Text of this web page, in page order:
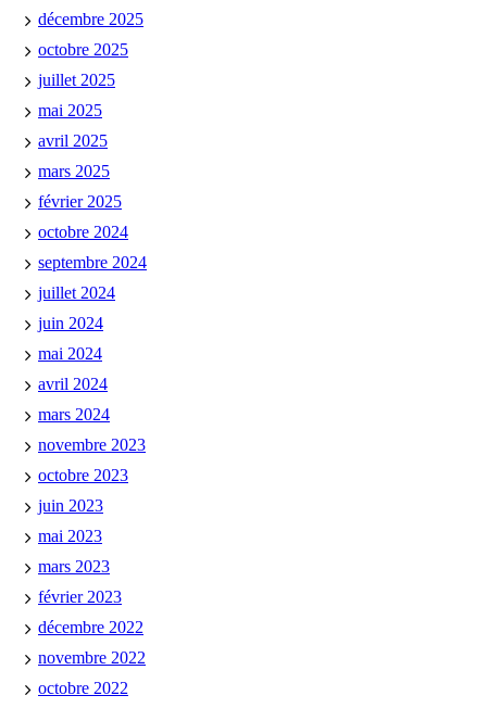
décembre 2025
octobre 2025
juillet 2025
mai 2025
avril 2025
mars 2025
février 2025
octobre 2024
septembre 2024
juillet 2024
juin 2024
mai 2024
avril 2024
mars 2024
novembre 2023
octobre 2023
juin 2023
mai 2023
mars 2023
février 2023
décembre 2022
novembre 2022
octobre 2022